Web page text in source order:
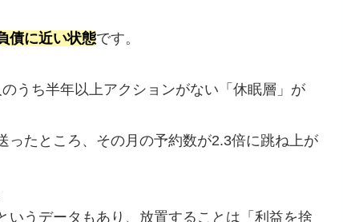
債に近い状態です。
うち半年以上アクションがない「休眠層」が
ったところ、その月の予約数が2.3倍に跳ね上が
うデータもあり、放置することは「利益を捨